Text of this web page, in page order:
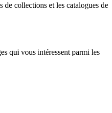
de collections et les catalogues de
qui vous intéressent parmi les